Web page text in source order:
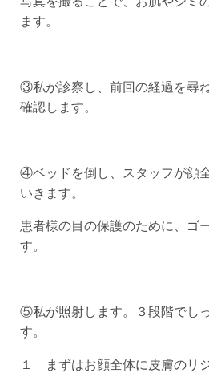
ます。
③私が診察し、前回の経過を尋
確認します。
④ベッドを倒し、スタッフが顔
いきます。
患者様の目の保護のために、ゴ
す。
⑤私が照射します。３段階でし
す。
１ まずはお顔全体に皮膚のリ